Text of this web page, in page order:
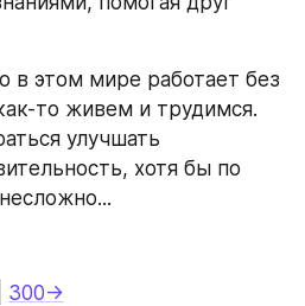
в этом мире работает без
то живем и трудимся.
улучшать
хотя бы по
300→